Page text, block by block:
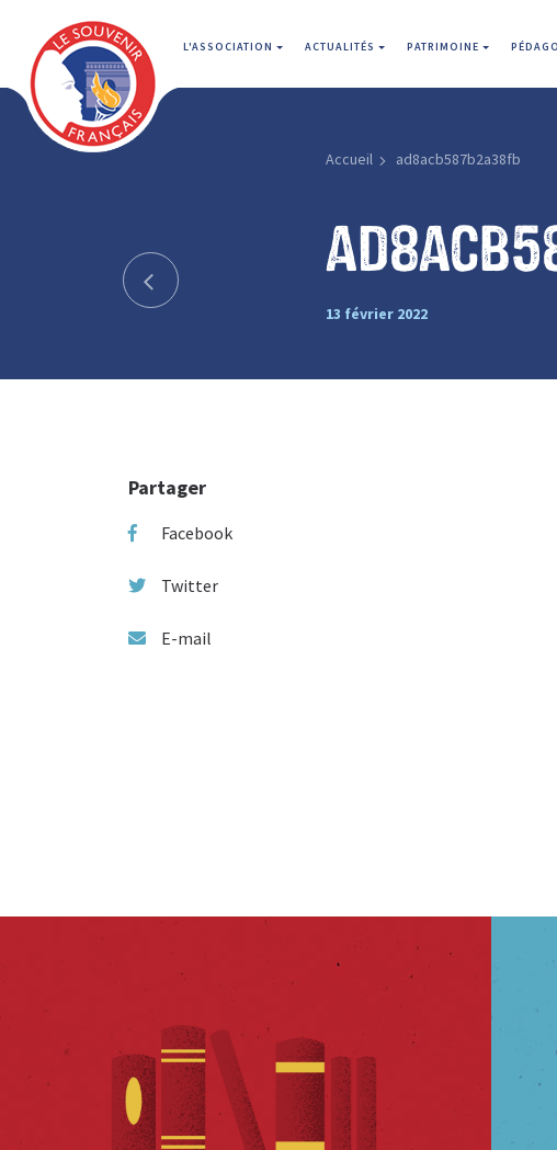
L'ASSOCIATION ACTUALITÉS PATRIMOINE
Accueil ad8acb587b2a38fb
13 février 2022
Partager
Facebook
Twitter
E-mail